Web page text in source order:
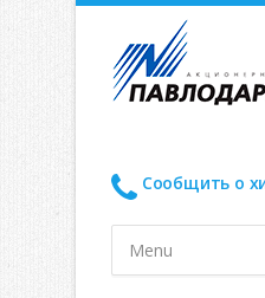
Сообщить о